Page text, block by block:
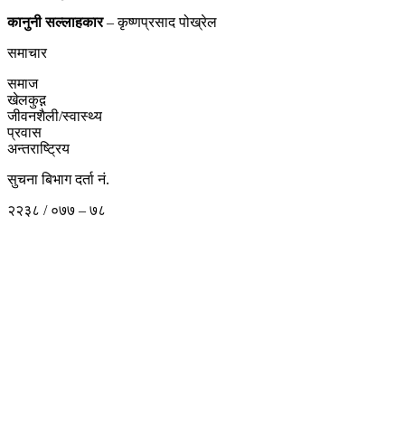
कानुनी सल्लाहकार– कृष्णप्रसाद पोख्रेल
समाचार
समाज
खेलकुद़़
जीवनशैली/स्वास्थ्य
प्रवास
अन्तराष्ट्रिय
सुचना बिभाग दर्ता नं.
२२३८ / ०७७ – ७८